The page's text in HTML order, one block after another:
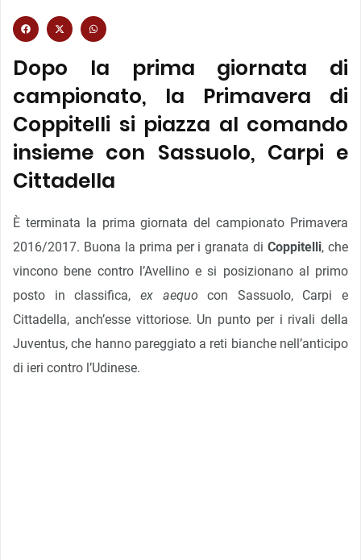
Dopo la prima giornata di
campionato, la Primavera di
Coppitelli si piazza al comando
insieme con Sassuolo, Carpi e
Cittadella
È terminata la prima giornata del campionato Primavera
2016/2017. Buona la prima per i granata diCoppitelli, che
vincono bene contro l’Avellino e si posizionano al primo
posto in classifica, ex aequo con Sassuolo, Carpi e
Cittadella, anch’esse vittoriose. Un punto per i rivali della
Juventus, che hanno pareggiato a reti bianche nell’anticipo
di ieri contro l’Udinese.